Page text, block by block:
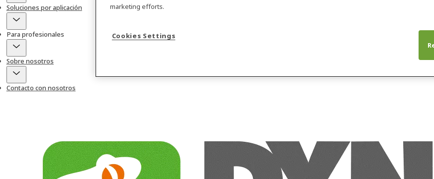
Soluciones por aplicación
Para profesionales
Sobre nosotros
Contacto con nosotros
marketing efforts.
Cookies Settings